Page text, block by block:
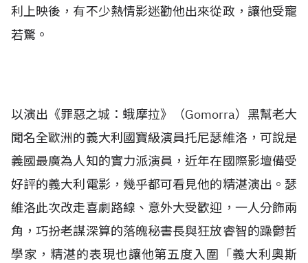
利上映後，有不少熱情影迷勸他出來從政，讓他受寵
若驚。
以演出《罪惡之城：蛾摩拉》（Gomorra）黑幫老大
聞名全歐洲的義大利國寶級演員托尼瑟維洛，可說是
義國最廣為人知的實力派演員，近年在國際影壇備受
好評的義大利電影，幾乎都可看見他的精湛演出。瑟
維洛此次改走喜劇路線、意外大受歡迎，一人分飾兩
角，巧扮老謀深算的落魄秘書長與狂放睿智的躁鬱哲
學家，精湛的表現也讓他第五度入圍「義大利奧斯